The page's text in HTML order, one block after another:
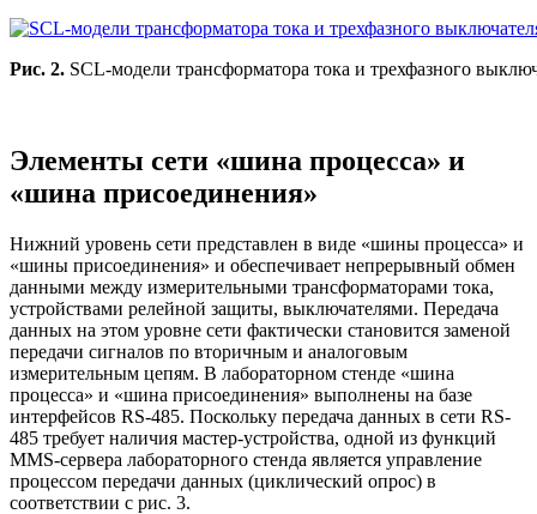
Рис. 2. SCL-модели трансформатора тока и трехфазного
Элементы сети «шина процесса» и
«шина присоединения»
Нижний уровень сети представлен в виде «шины процесса» и
«шины присоединения» и обеспечивает непрерывный обмен
данными между измерительными трансформаторами тока,
устройствами релейной защиты, выключателями. Передача
данных на этом уровне сети фактически становится заменой
передачи сигналов по вторичным и аналоговым
измерительным цепям. В лабораторном стенде «шина
процесса» и «шина присоединения» выполнены на базе
интерфейсов RS-485. Поскольку передача данных в сети RS-
485 требует наличия мастер-устройства, одной из функций
MMS-сервера лабораторного стенда является управление
процессом передачи данных (циклический опрос) в
соответствии с рис. 3.